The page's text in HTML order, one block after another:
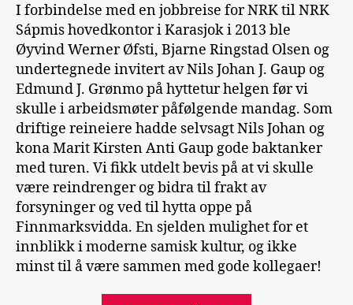
I forbindelse med en jobbreise for NRK til NRK
Sápmis hovedkontor i Karasjok i 2013 ble
Øyvind Werner Øfsti, Bjarne Ringstad Olsen og
undertegnede invitert av Nils Johan J. Gaup og
Edmund J. Grønmo på hyttetur helgen før vi
skulle i arbeidsmøter påfølgende mandag. Som
driftige reineiere hadde selvsagt Nils Johan og
kona Marit Kirsten Anti Gaup gode baktanker
med turen. Vi fikk utdelt bevis på at vi skulle
være reindrenger og bidra til frakt av
forsyninger og ved til hytta oppe på
Finnmarksvidda. En sjelden mulighet for et
innblikk i moderne samisk kultur, og ikke
minst til å være sammen med gode kollegaer!